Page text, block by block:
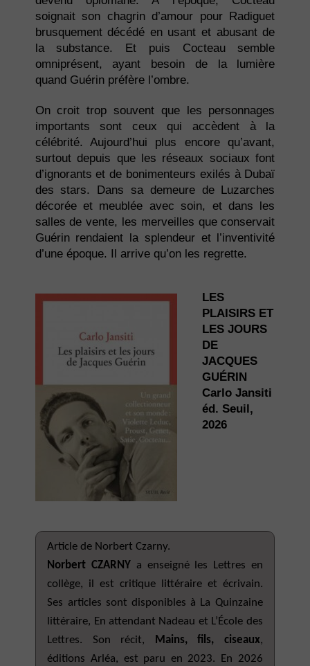
soignait son chagrin d’amour pour Radiguet
brusquement décédé en usant et abusant de
la substance. Et puis Cocteau semble
omniprésent, ayant besoin de la lumière
quand Guérin préfère l’ombre.
On croit trop souvent que les personnages
importants sont ceux qui accèdent à la
célébrité. Aujourd’hui plus encore qu’avant,
surtout depuis que les réseaux sociaux font
d’ignorants et de bonimenteurs exilés à Dubaï
des stars. Dans sa demeure de Luzarches
décorée et meublée avec soin, et dans les
salles de vente, les merveilles que conservait
Guérin rendaient la splendeur et l’inventivité
d’une époque. Il arrive qu’on les regrette.
LES
PLAISIRS ET
LES JOURS
DE
JACQUES
GUÉRIN
Carlo Jansiti
éd. Seuil,
2026
Article de Norbert Czarny.
Norbert CZARNY a enseigné les Lettres en
collège, il est critique littéraire et écrivain.
Ses articles sont disponibles à La Quinzaine
littéraire, En attendant Nadeau et L’École des
Lettres. Son récit,
Mains, fils, ciseaux,
éditions Arléa, est paru en 2023. En 2026